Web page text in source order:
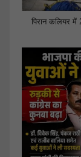
पिरान कलियर